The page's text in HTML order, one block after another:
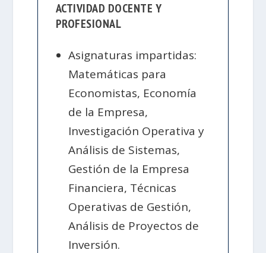
ACTIVIDAD DOCENTE Y
PROFESIONAL
Asignaturas impartidas:
Matemáticas para
Economistas, Economía
de la Empresa,
Investigación Operativa y
Análisis de Sistemas,
Gestión de la Empresa
Financiera, Técnicas
Operativas de Gestión,
Análisis de Proyectos de
Inversión.